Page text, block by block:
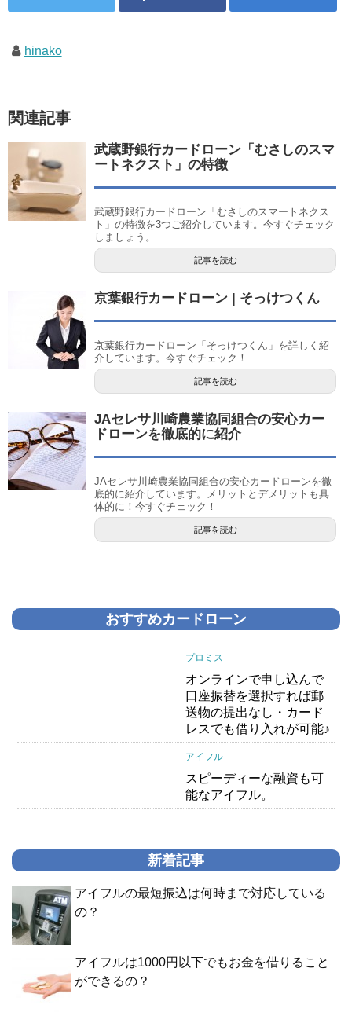
hinako
関連記事
武蔵野銀行カードローン「むさしのスマ
ートネクスト」の特徴
武蔵野銀行カードローン「むさしのスマートネクス
ト」の特徴を3つご紹介しています。今すぐチェック
しましょう。
記事を読む
京葉銀行カードローン | そっけつくん
京葉銀行カードローン「そっけつくん」を詳しく紹
介しています。今すぐチェック！
記事を読む
JAセレサ川崎農業協同組合の安心カー
ドローンを徹底的に紹介
JAセレサ川崎農業協同組合の安心カードローンを徹
底的に紹介しています。メリットとデメリットも具
体的に！今すぐチェック！
記事を読む
おすすめカードローン
プロミス
オンラインで申し込んで
口座振替を選択すれば郵
送物の提出なし・カード
レスでも借り入れが可能♪
アイフル
スピーディーな融資も可
能なアイフル。
新着記事
アイフルの最短振込は何時まで対応している
の？
アイフルは1000円以下でもお金を借りること
ができるの？